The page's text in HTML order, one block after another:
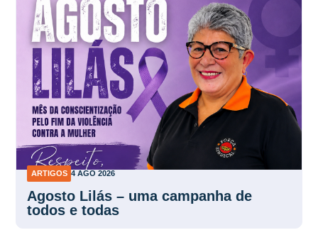
ARTIGOS 4 AGO 2026
Agosto Lilás – uma campanha de
todos e todas